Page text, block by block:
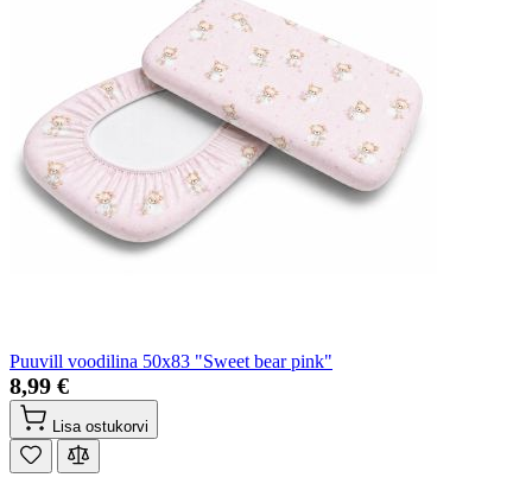
Puuvill voodilina 50x83 "Sweet bear pink"
8,99 €
Lisa ostukorvi